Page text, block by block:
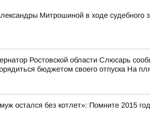
Митрошиной в ходе судебного
Ростовской области Слюсарь
бюджетом своего отпуска На
остался без котлет»: Помните 2015